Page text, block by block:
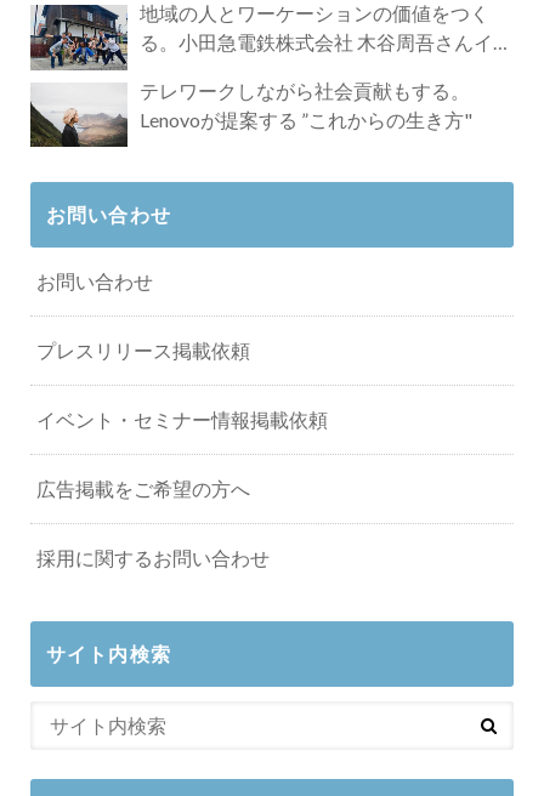
地域の人とワーケーションの価値をつく
る。小田急電鉄株式会社 木谷周吾さんイン
テレワークしながら社会貢献もする。
Lenovoが提案する ”これからの生き方"
お問い合わせ
お問い合わせ
プレスリリース掲載依頼
イベント・セミナー情報掲載依頼
広告掲載をご希望の方へ
採用に関するお問い合わせ
サイト内検索